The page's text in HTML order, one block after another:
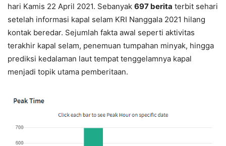
hari Kamis 22 April 2021. Sebanyak 697 berita terbit sehari
setelah informasi kapal selam KRI Nanggala 2021 hilang
kontak beredar. Sejumlah fakta awal seperti aktivitas
terakhir kapal selam, penemuan tumpahan minyak, hingga
prediksi kedalaman laut tempat tenggelamnya kapal
menjadi topik utama pemberitaan.